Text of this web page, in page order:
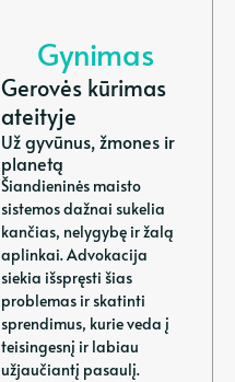
Gynimas
Gerovės kūrimas
ateityje
Už gyvūnus, žmones ir
planetą
Šiandieninės maisto
sistemos dažnai sukelia
kančias, nelygybę ir žalą
aplinkai. Advokacija
siekia išspręsti šias
problemas ir skatinti
sprendimus, kurie veda į
teisingesnį ir labiau
užjaučiantį pasaulį.